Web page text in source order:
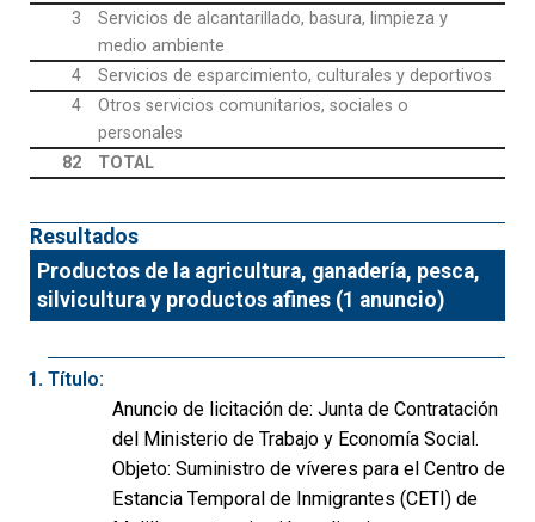
3
Servicios de alcantarillado, basura, limpieza y
medio ambiente
4
Servicios de esparcimiento, culturales y deportivos
4
Otros servicios comunitarios, sociales o
personales
82
TOTAL
Resultados
Productos de la agricultura, ganadería, pesca,
silvicultura y productos afines (1 anuncio)
Título:
Anuncio de licitación de: Junta de Contratación
del Ministerio de Trabajo y Economía Social.
Objeto: Suministro de víveres para el Centro de
Estancia Temporal de Inmigrantes (CETI) de